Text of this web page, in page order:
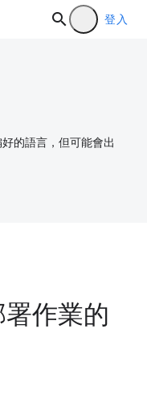
登入
的語言，但可能會出
作業的